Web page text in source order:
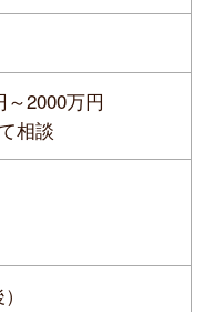
2000万円
相談